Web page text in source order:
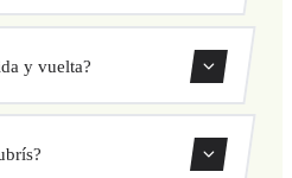
ocultos ni sorpresas.
en el formulario.
y vuelta?
de reservas.